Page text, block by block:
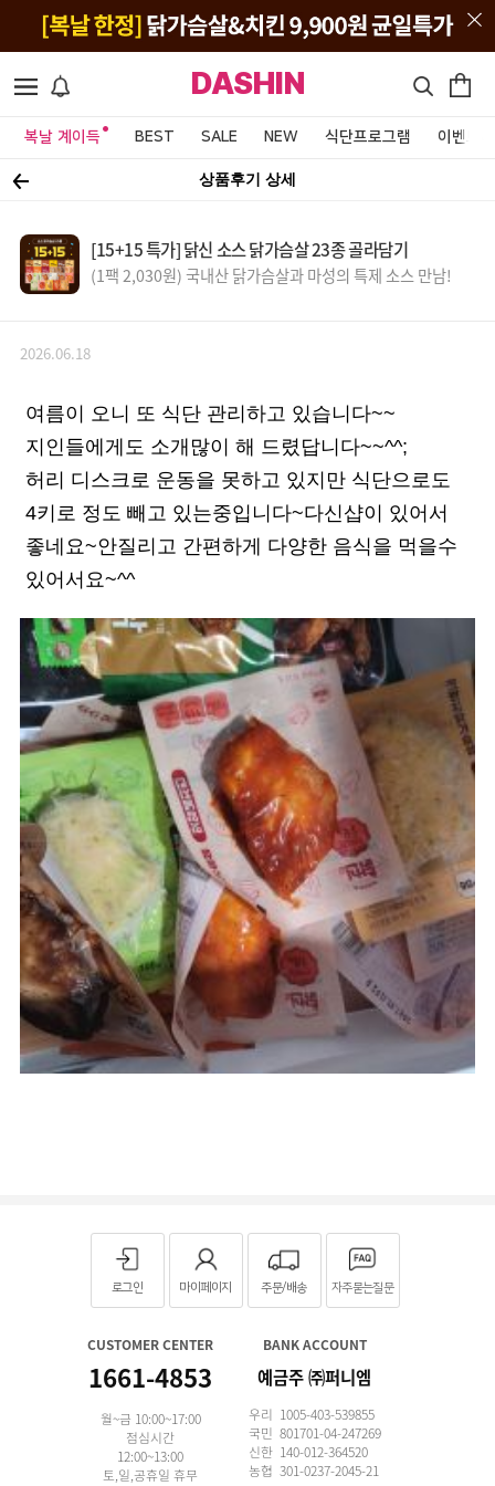
DASHIN
복날 계이득 BEST SALE NEW 식단프로그램 이벤트&
상품후기 상세
[15+15 특가] 닭신 소스 닭가슴살 23종 골라담기
(1팩 2,030원) 국내산 닭가슴살과 마성의 특제 소스 만남!
2026.06.18
여름이 오니 또 식단 관리하고 있습니다~~
지인들에게도 소개많이 해 드렸답니다~~^^;
허리 디스크로 운동을 못하고 있지만 식단으로도
4키로 정도 빼고 있는중입니다~다신샵이 있어서
좋네요~안질리고 간편하게 다양한 음식을 먹을수
있어서요~^^
로그인 마이페이지 주문/배송 자주묻는질문
CUSTOMER CENTER
1661-4853
월~금 10:00~17:00
점심시간
12:00~13:00
토,일,공휴일 휴무
BANK ACCOUNT
예금주 ㈜퍼니엠
우리 1005-403-539855
국민 801701-04-247269
신한 140-012-364520
농협 301-0237-2045-21